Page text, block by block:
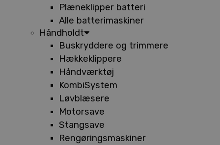
Plæneklipper batteri
Alle batterimaskiner
Håndholdt
Buskryddere og trimmere
Hækkeklippere
Håndværktøj
KombiSystem
Løvblæsere
Motorsave
Stangsave
Rengøringsmaskiner